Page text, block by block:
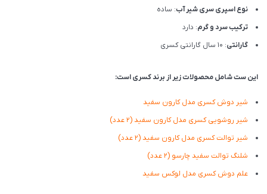
نوع اسپری سری شیر آب: ساده
ترکیب سرد و گرم: دارد
گارانتی: 10 سال گارانتی کسری
این ست شامل محصولات زیر از برند کسری است:
شیر دوش کسری مدل کارون سفید
شیر روشویی کسری مدل کارون سفید(2 عدد)
شیر توالت کسری مدل کارون سفید(2 عدد)
شلنگ توالت سفید چارسو (2 عدد)
علم دوش کسری مدل لوکس سفید